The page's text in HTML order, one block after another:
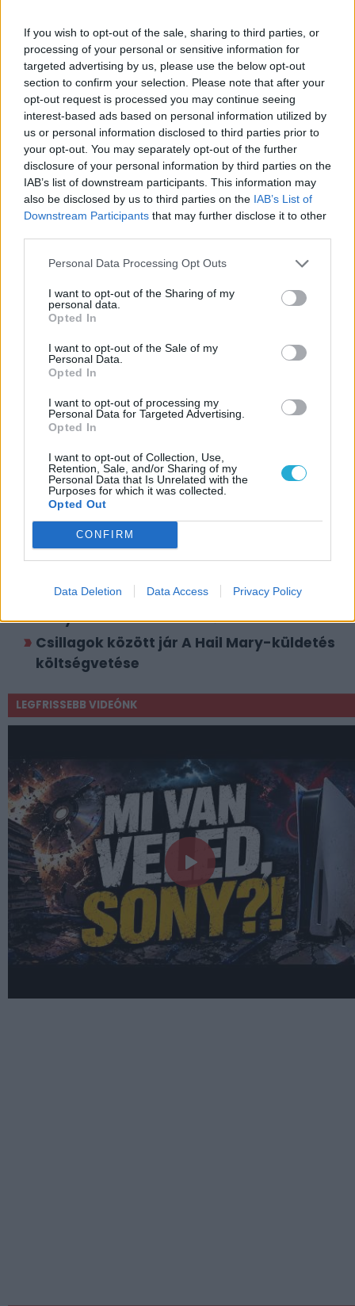
If you wish to opt-out of the sale, sharing to third parties, or
processing of your personal or sensitive information for
targeted advertising by us, please use the below opt-out
section to confirm your selection. Please note that after your
opt-out request is processed you may continue seeing
interest-based ads based on personal information utilized by
us or personal information disclosed to third parties prior to
your opt-out. You may separately opt-out of the further
disclosure of your personal information by third parties on the
IAB’s list of downstream participants. This information may
also be disclosed by us to third parties on the IAB’s List of
Downstream Participants that may further disclose it to other
Personal Data Processing Opt Outs
I want to opt-out of the Sharing of my
personal data.
Opted In
I want to opt-out of the Sale of my
Personal Data.
Opted In
I want to opt-out of processing my
Personal Data for Targeted Advertising.
Opted In
I want to opt-out of Collection, Use,
Retention, Sale, and/or Sharing of my
Personal Data that Is Unrelated with the
Purposes for which it was collected.
Opted Out
CONFIRM
Data Deletion Data Access Privacy Policy
érkeznek, persze akadnak kevésbé lelkes
vélemények is. Ott van például aThe
Guardiankritikusa, aki úgyérezte, hogy bár
Ryan Gosling „bájos”, a filmet nem lehet
komolyan venni, néha„kicsit unalmas” is, a
hangvétele pedig nem túl helytálló egy
olyan sztori esetében, ami egy egészen
súlyos témáról, az emberiség kihalásáról
szól.
a hazai mozikban - ti terveztek rá menni?
Borítókép forrása: Amazon MGM
Szerző:MarlaSinger
Dátum:2026.03.11 10:05
Csapd be az AI-t! Állítsd be itt, hogy a PC
Guru tartalmairól véletlenül se maradj le
a Google-ben.
KAPCSOLÓDÓ HÍREK
A Hail Mary-küldetés nagyon hosszú lesz,
majdnem olyan hosszú, mint a Csillagok
Ryan Gosling egy ufóval haverkodik A Hail
Mary-küldetés utolsó előzetesében
Csillagok között jár A Hail Mary-küldetés
költségvetése
LEGFRISSEBB VIDEÓNK